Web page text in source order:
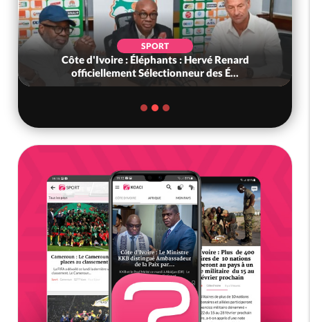
SPORT
Côte d'Ivoire : Éléphants : Hervé Renard
officiellement Sélectionneur des É...